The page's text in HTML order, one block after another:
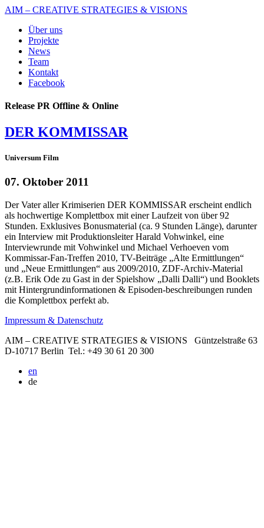
AIM – CREATIVE STRATEGIES & VISIONS
Über uns
Projekte
News
Team
Kontakt
Facebook
Release PR Offline & Online
DER KOMMISSAR
Universum Film
07. Oktober 2011
Der Vater aller Krimiserien DER KOMMISSAR erscheint endlich
als hochwertige Komplettbox mit einer Laufzeit von über 92
Stunden. Exklusives Bonusmaterial (ca. 9 Stunden Länge), darunter
ein Interview mit Produktionsleiter Harald Vohwinkel, eine
Interviewrunde mit Vohwinkel und Michael Verhoeven vom
Kommissar-Fan-Treffen 2010, TV-Beiträge „Alte Ermittlungen“
und „Neue Ermittlungen“ aus 2009/2010, ZDF-Archiv-Material
(z.B. Erik Ode zu Gast in der Spielshow „Dalli Dalli“) und Booklets
mit Hintergrundinformationen & Episoden-beschreibungen runden
die Komplettbox perfekt ab.
Impressum & Datenschutz
AIM – CREATIVE STRATEGIES & VISIONS
Güntzelstraße 63
D-10717 Berlin Tel.: +49 30 61 20 300
en
de